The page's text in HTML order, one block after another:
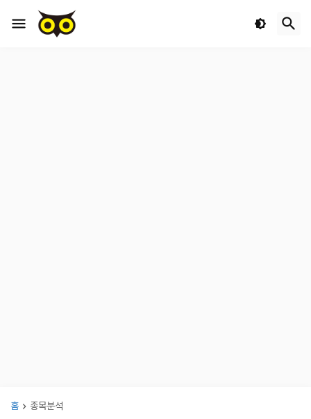
홈 종목분석